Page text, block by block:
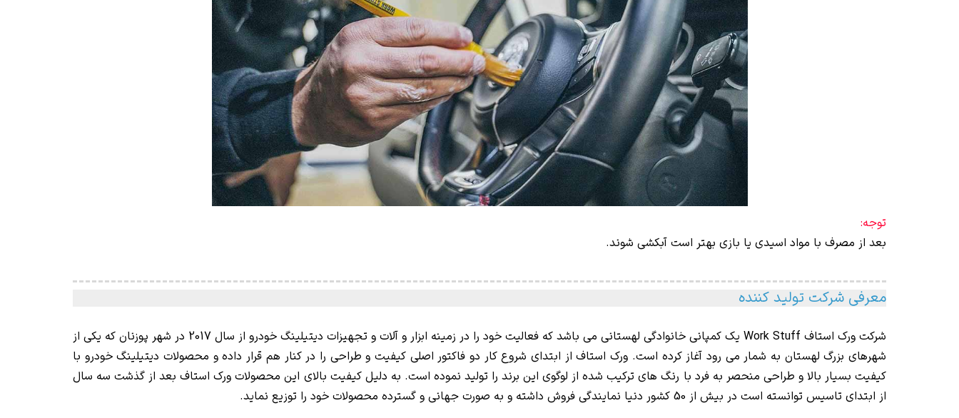
توجه:
بعد از مصرف با مواد اسیدی یا بازی بهتر است آبکشی شوند.
معرفی شرکت تولید کننده
شرکت ورک استاف Work Stuff
یک کمپانی خانوادگی لهستانی می باشد که فعالیت خود را در زمینه ابزار و آلات و تجهیزات دیتیلینگ خودرو از سال 2017 در شهر پوزنان که یکی از
شهرهای بزرگ لهستان به شمار می رود آغاز کرده است. ورک استاف از ابتدای شروع کار دو فاکتور اصلی کیفیت و طراحی را در کنار هم قرار داده و محصولات دیتیلینگ خودرو با
کیفیت بسیار بالا و طراحی منحصر به فرد با رنگ های ترکیب شده از لوگوی این برند را تولید نموده است. به دلیل کیفیت بالای این محصولات ورک استاف بعد از گذشت سه سال
از ابتدای تاسیس توانسته است در بیش از 50 کشور دنیا نمایندگی فروش داشته و به صورت جهانی و گسترده محصولات خود را توزیع نماید.